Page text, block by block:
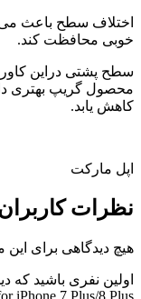
اختلاف سطح باعث می
خوبی محافظت کند.
سطح پشتی دراین
محصول گریپ بهتری
کاهش یابد.
اپل مارکت
نظرات
هیچ دیدگاهی برای
iPhone 7 Plus/8 Plus”